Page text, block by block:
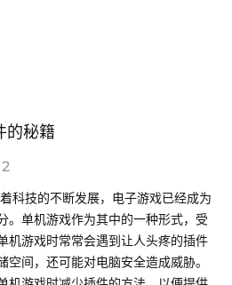
的秘籍
科技的不断发展，电子游戏已经成为
。单机游戏作为其中的一种形式，受
机游戏时常常会遇到让人头疼的插件
间，还可能对电脑安全造成威胁。